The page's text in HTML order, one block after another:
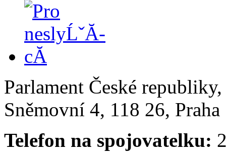
Parlament České
Sněmovní 4, 118 26,
Telefon na spojovatelku: